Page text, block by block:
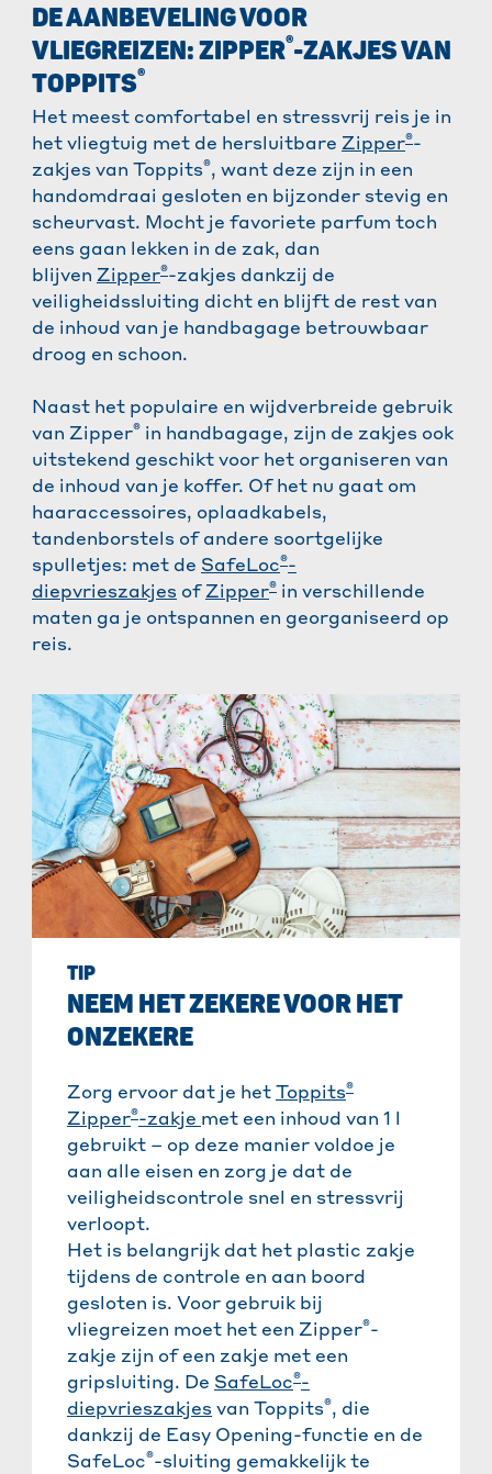
DE AANBEVELING VOOR
VLIEGREIZEN: ZIPPER®-ZAKJES VAN
TOPPITS®
Het meest comfortabel en stressvrij reis je in
het vliegtuig met de hersluitbare Zipper®-
zakjes van Toppits®, want deze zijn in een
handomdraai gesloten en bijzonder stevig en
scheurvast. Mocht je favoriete parfum toch
eens gaan lekken in de zak, dan
blijven Zipper®-zakjes dankzij de
veiligheidssluiting dicht en blijft de rest van
de inhoud van je handbagage betrouwbaar
droog en schoon.
Naast het populaire en wijdverbreide gebruik
van Zipper® in handbagage, zijn de zakjes ook
uitstekend geschikt voor het organiseren van
de inhoud van je koffer. Of het nu gaat om
haaraccessoires, oplaadkabels,
tandenborstels of andere soortgelijke
spulletjes: met de SafeLoc®-
diepvrieszakjes of Zipper® in verschillende
maten ga je ontspannen en georganiseerd op
reis.
TIP
NEEM HET ZEKERE VOOR HET
ONZEKERE
Zorg ervoor dat je het oppits®
Zipper®-zakje met een inhoud van 1 l
gebruikt – op deze manier voldoe je
aan alle eisen en zorg je dat de
veiligheidscontrole snel en stressvrij
verloopt.
Het is belangrijk dat het plastic zakje
tijdens de controle en aan boord
gesloten is. Voor gebruik bij
vliegreizen moet het een Zipper®-
zakje zijn of een zakje met een
gripsluiting. De SafeLoc®-
diepvrieszakjes van Toppits®, die
dankzij de Easy Opening-functie en de
SafeLoc®-sluiting gemakkelijk te